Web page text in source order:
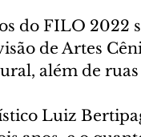
do FILO 2022
de Artes
além de
Luiz